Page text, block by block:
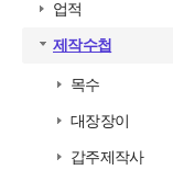
업적
제작수첩
목수
대장장이
갑주제작사